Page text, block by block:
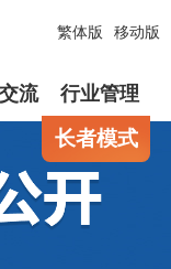
繁体版 移动版
流 行业管理
长者模式